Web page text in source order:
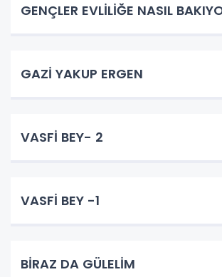
GENÇLER EVLİLİĞE NASIL
GAZİ YAKUP ERGEN
VASFİ BEY- 2
VASFİ BEY -1
BİRAZ DA GÜLELİM